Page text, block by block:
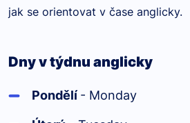
jak se orientovat v čase anglicky.
Dny v týdnu anglicky
Pondělí - Monday